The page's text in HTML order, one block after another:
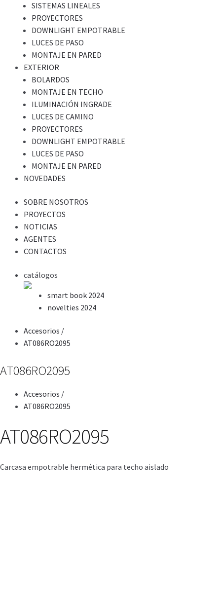
SISTEMAS LINEALES
PROYECTORES
DOWNLIGHT EMPOTRABLE
LUCES DE PASO
MONTAJE EN PARED
EXTERIOR
BOLARDOS
MONTAJE EN TECHO
ILUMINACIÓN INGRADE
LUCES DE CAMINO
PROYECTORES
DOWNLIGHT EMPOTRABLE
LUCES DE PASO
MONTAJE EN PARED
NOVEDADES
SOBRE NOSOTROS
PROYECTOS
NOTICIAS
AGENTES
CONTACTOS
catálogos
smart book 2024
novelties 2024
Accesorios /
AT086RO2095
AT086RO2095
Accesorios /
AT086RO2095
AT086RO2095
Carcasa empotrable hermética para techo aislado